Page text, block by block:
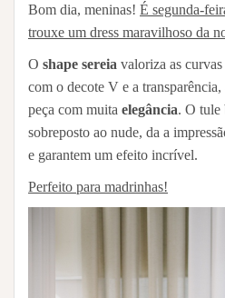
Bom dia, meninas! É segunda-
trouxe um dress maravilhoso da
O shape sereia valoriza as
com o decote V e a
peça com muita elegância. O tule
sobreposto ao nude, da a
e garantem um efeito incrível.
Perfeito para madrinhas!